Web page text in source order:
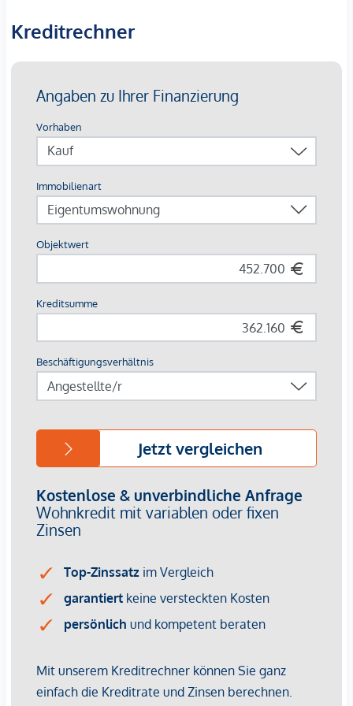
Wohnen in zentraler Lage schätzen.
Ausführung und Ausstattung sind möglich.
Die Wohnungen sind teilweise bis Ende 2029 befristet
vermietet.
KFZ- Garagenstellplatz
von € 42.500,-dazu erworben werden.
dem zu vermittelnden Dritten ein familiäres oder
Der Vermittler ist als Doppelmakler tätig.
*Der Vertrag kommt nicht mit der INFINA Credit Broker
GmbH zustande. Das Objekt wird von einem externen
Immobilienunternehmen angeboten. Allfällige aus dem
gegenüber dem anbietenden Immobilienunternehmen
geltend zu machen. Wir weisen Sie darauf hin, dass die
unverbindliche Vorabinformationen sind und daher ohne
Gewähr erfolgen. Der Vermittler ist als Doppelmakler tätig.
Kreditrechner